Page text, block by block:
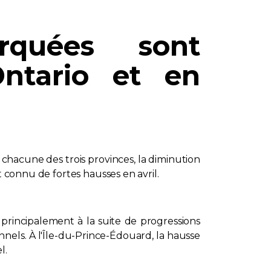
sont
et en
des trois provinces, la diminution
de fortes hausses en avril.
à la suite de progressions
À l'Île-du-Prince-Édouard, la hausse